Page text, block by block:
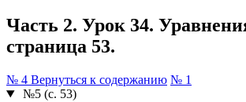
Часть 2. Урок 34.
страница 53.
№ 4 Вернуться к содержанию № 1
№5 (с. 53)